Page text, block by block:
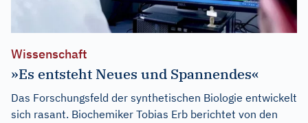
Wissenschaft
»Es entsteht Neues und Spannendes«
Das Forschungsfeld der synthetischen Biologie entwickelt
sich rasant. Biochemiker Tobias Erb berichtet von den